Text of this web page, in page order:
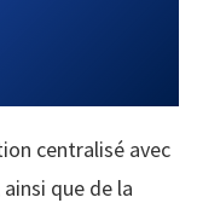
centralisé avec
que de la